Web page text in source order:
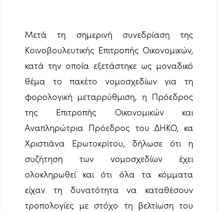
Μετά τη σημερινή συνεδρίαση της
Κοινοβουλευτικής Επιτροπής Οικονομικών,
κατά την οποία εξετάστηκε ως μοναδικό
θέμα το πακέτο νομοσχεδίων για τη
φορολογική μεταρρύθμιση, η Πρόεδρος
της Επιτροπής Οικονομικών και
Αναπληρώτρια Πρόεδρος του ΔΗΚΟ, κα
Χριστιάνα Ερωτοκρίτου, δήλωσε ότι η
συζήτηση των νομοσχεδίων έχει
ολοκληρωθεί και ότι όλα τα κόμματα
είχαν τη δυνατότητα να καταθέσουν
τροπολογίες με στόχο τη βελτίωση του